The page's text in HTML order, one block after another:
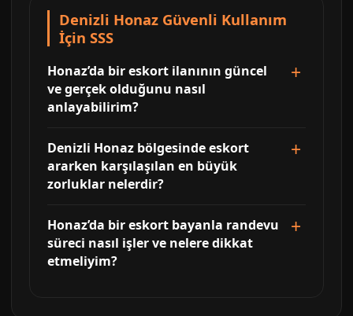
Denizli Honaz Güvenli Kullanım
İçin SSS
Honaz’da bir eskort ilanının güncel
ve gerçek olduğunu nasıl
anlayabilirim?
Denizli Honaz bölgesinde eskort
ararken karşılaşılan en büyük
zorluklar nelerdir?
Honaz’da bir eskort bayanla randevu
süreci nasıl işler ve nelere dikkat
etmeliyim?